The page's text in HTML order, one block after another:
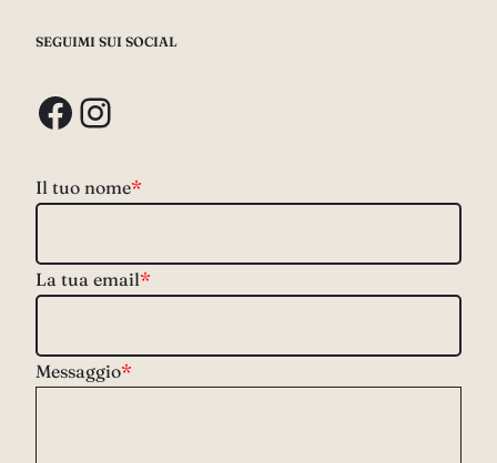
SEGUIMI SUI SOCIAL
Facebook
Instagram
Il tuo nome*
La tua email*
Messaggio*